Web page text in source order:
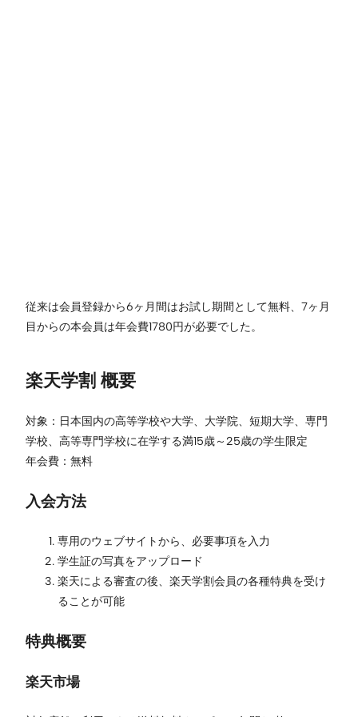
従来は会員登録から6ヶ月間はお試し期間として無料、7ヶ月
目からの本会員は年会費1780円が必要でした。
楽天学割 概要
対象：日本国内の高等学校や大学、大学院、短期大学、専門
学校、高等専門学校に在学する満15歳～25歳の学生限定
年会費：無料
入会方法
専用のウェブサイトから、必要事項を入力
学生証の写真をアップロード
楽天による審査の後、楽天学割会員の各種特典を受け
ることが可能
特典概要
楽天市場